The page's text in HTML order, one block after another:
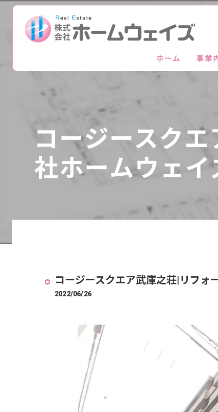
ホーム 事業
コージースク
社ホームウェイ
コージースクエア武庫之荘|リフォ
2022/06/26